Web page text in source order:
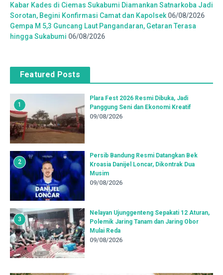
Kabar Kades di Ciemas Sukabumi Diamankan Satnarkoba Jadi
Sorotan, Begini Konfirmasi Camat dan Kapolsek 06/08/2026
Gempa M 5,3 Guncang Laut Pangandaran, Getaran Terasa
hingga Sukabumi 06/08/2026
Featured Posts
1
Plara Fest 2026 Resmi Dibuka, Jadi
Panggung Seni dan Ekonomi Kreatif
09/08/2026
2
Persib Bandung Resmi Datangkan Bek
Kroasia Danijel Loncar, Dikontrak Dua
Musim
09/08/2026
3
Nelayan Ujunggenteng Sepakati 12 Aturan,
Polemik Jaring Tanam dan Jaring Obor
Mulai Reda
09/08/2026